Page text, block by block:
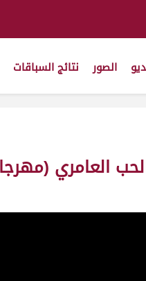
الصور نتائج السباقات